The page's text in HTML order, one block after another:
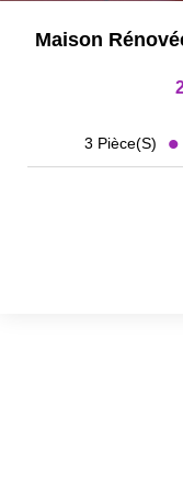
Maison
3 Pièce(s)